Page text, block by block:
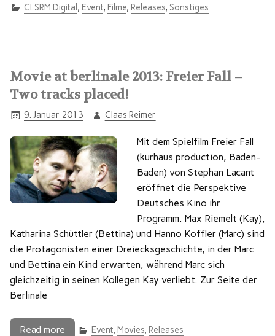
CLSRM Digital , Event, Filme, Releases, Sonstiges
Movie at berlinale 2013: Freier Fall –
Two tracks placed!
9. Januar 2013 Claas Reimer
Mit dem Spielfilm Freier Fall
(kurhaus production, Baden-
Baden) von Stephan Lacant
eröffnet die Perspektive
Deutsches Kino ihr
Programm. Max Riemelt (Kay),
Katharina Schüttler (Bettina) und Hanno Koffler (Marc) sind
die Protagonisten einer Dreiecksgeschichte, in der Marc
und Bettina ein Kind erwarten, während Marc sich
gleichzeitig in seinen Kollegen Kay verliebt. Zur Seite der
Berlinale
Read more Event, Movies, Releases